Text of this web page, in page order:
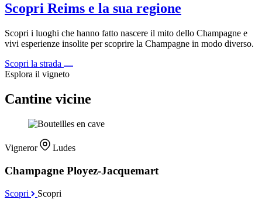
Scopri Reims e la sua regione
Scopri i luoghi che hanno fatto nascere il mito dello Champagne e
vivi esperienze insolite per scoprire la Champagne in modo diverso.
Scopri la strada
Esplora il vigneto
Cantine vicine
Vigneror Ludes
Champagne Ployez-Jacquemart
Scopri Scopri